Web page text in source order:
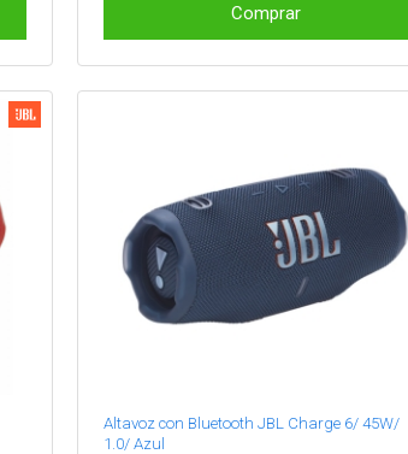
Comprar
Altavoz con Bluetooth JBL Charge 6/ 45W/
1.0/ Azul